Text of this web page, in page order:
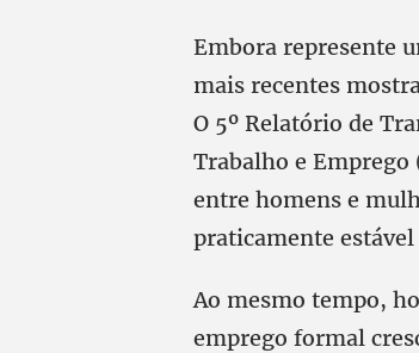
Embora represente
mais recentes
O 5º Relatório de
Trabalho e Emprego
entre homens e
praticamente
Ao mesmo tempo,
emprego formal